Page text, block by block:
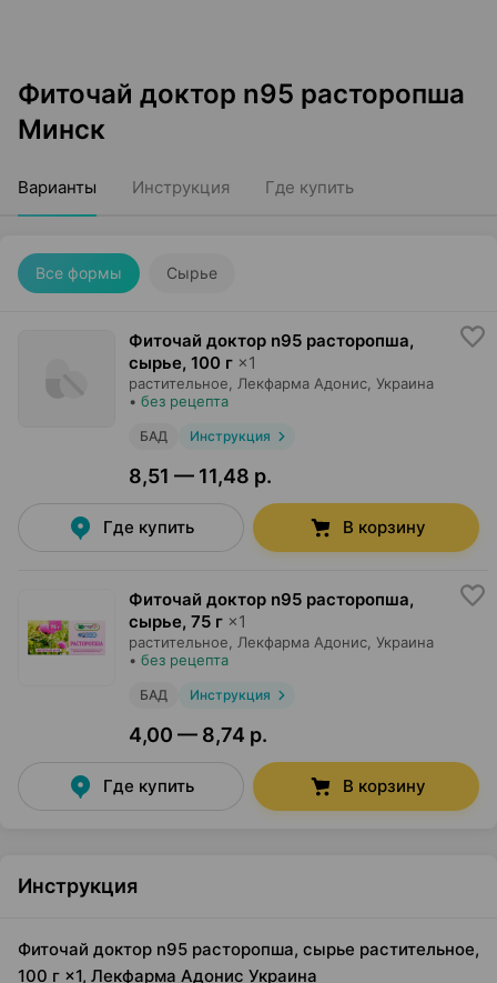
Фиточай доктор n95 расторопша
Минск
Варианты Инструкция Где купить
Все формы Сырье
Фиточай доктор n95 расторопша,
сырье, 100 г ×1
растительное, Лекфарма Адонис , Украина
• без рецепта
БАД Инструкция
8,51 — 11,48 р.
Где купить В корзину
Фиточай доктор n95 расторопша,
сырье, 75 г ×1
растительное, Лекфарма Адонис , Украина
• без рецепта
БАД Инструкция
4,00 — 8,74 р.
Где купить В корзину
Инструкция
Фиточай доктор n95 расторопша, сырье растительное,
100 г ×1, Лекфарма Адонис Украина